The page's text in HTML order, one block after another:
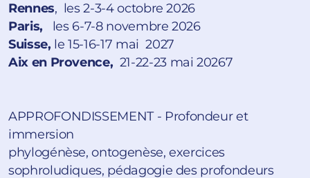
Rennes, les 2-3-4 octobre 2026
Paris,
les 6-7-8 novembre 2026
Suisse, le 15-16-17 mai 2027
Aix en Provence, 21-22-23 mai 20267
APPROFONDISSEMENT - Profondeur et
immersion
phylogénèse, ontogenèse, exercices
sophroludiques, pédagogie des profondeurs